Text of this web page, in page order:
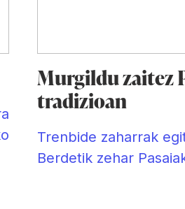
Murgildu zaitez
tradizioan
Trenbide zaharrak
Berdetik zehar